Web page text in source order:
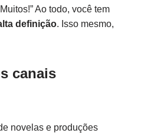
Ao todo, você tem
definição. Isso mesmo,
canais
novelas e produções